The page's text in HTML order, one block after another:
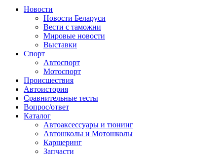
Сайт про автомобили
Новости
Новости Беларуси
Вести с таможни
Мировые новости
Выставки
Спорт
Автоспорт
Мотоспорт
Происшествия
Автоистория
Сравнительные тесты
Вопрос/ответ
Каталог
Автоакcессуары и тюнинг
Автошколы и Мотошколы
Каршеринг
Запчасти